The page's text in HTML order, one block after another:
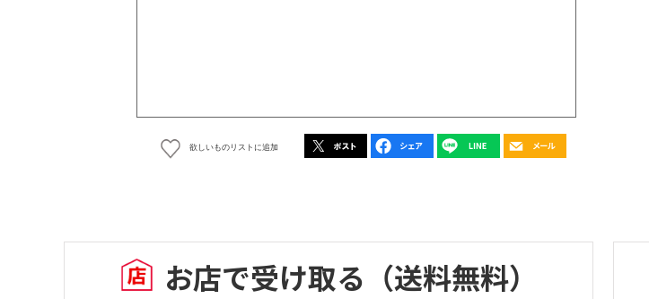
欲しいものリストに追加
お店で受け取る （送料無料）